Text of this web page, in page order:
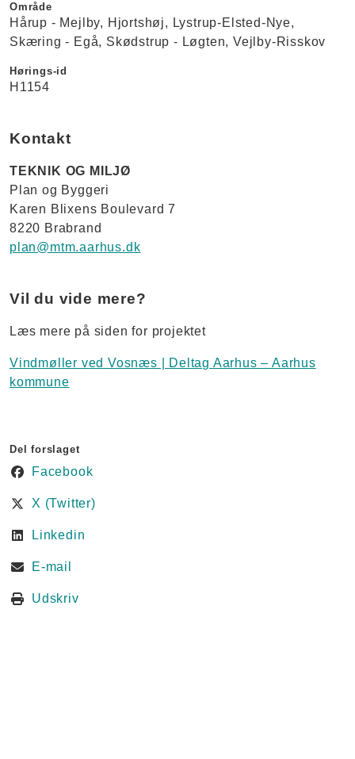
Område
Hårup - Mejlby Hjortshøj
Lystrup-Elsted-Nye
Skæring - Egå
Skødstrup - Løgten Vejlby-Risskov
Hørings-id
H1154
Kontakt
TEKNIK OG MILJØ
Plan og Byggeri
Karen Blixens Boulevard 7
8220 Brabrand
plan@mtm.aarhus.dk
Vil du vide mere?
Læs mere på siden for projektet
Vindmøller ved Vosnæs | Deltag Aarhus – Aarhus
kommune
Del forslaget
Facebook
X (Twitter)
Linkedin
E-mail
Udskriv